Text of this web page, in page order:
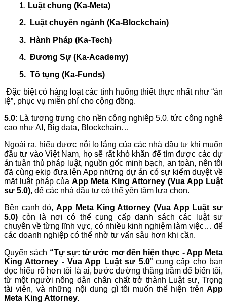
1. Luật chung (Ka-Meta)
2.
Luật chuyên ngành (Ka-Blockchain)
3.
Hành Pháp (Ka-Tech)
4. Đương Sự (Ka-Academy)
5. Tố tụng (Ka-Funds)
Đặc biệt có hàng loạt các tình huống thiết thực nhất như “án
lệ”, phục vụ miễn phí cho cộng đồng.
5.0: Là tượng trưng cho nền công nghiệp 5.0, tức công nghệ
cao như AI, Big data, Blockchain…
Ngoài ra, hiểu được nỗi lo lắng của các nhà đầu tư khi muốn
đầu tư vào Việt Nam, họ sẽ rất khó khăn để tìm được các dự
án tuân thủ pháp luật, nguồn gốc minh bạch, an toàn, nên tôi
đã cùng ekip đưa lên App những dự án có sự kiểm duyệt về
mặt luật pháp của App Meta King Attorney (Vua App Luật
sư 5.0), để các nhà đầu tư có thể yên tâm lựa chọn.
Bên cạnh đó,App Meta King Attorney (Vua App Luật sư
5.0) còn là nơi có thể cung cấp danh sách các luật sư
chuyên về từng lĩnh vực, có nhiều kinh nghiệm làm việc… để
các doanh nghiệp có thể nhờ tư vấn sâu hơn khi cần.
Quyển sách “Tự sự: từ ước mơ đến hiện thực - App Meta
King Attorney - Vua App Luật sư 5.0” cung cấp cho bạn
đọc hiểu rõ hơn tôi là ai, bước đường thăng trầm để biến tôi,
từ một người nông dân chân chất trở thành Luật sư, Trọng
tài viên, và những nội dung gì tôi muốn thể hiện trên App
Meta King Attorney.